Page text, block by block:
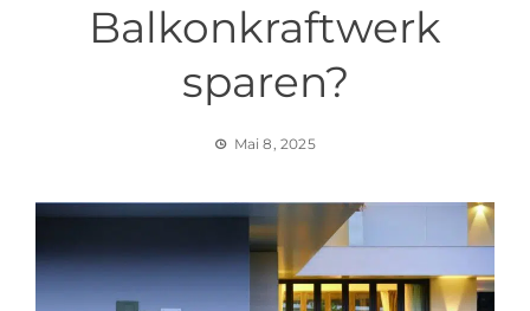
Balkonkraftwerk
sparen?
Mai 8, 2025